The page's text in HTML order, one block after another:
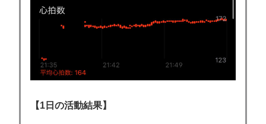
【1日の活動結果】